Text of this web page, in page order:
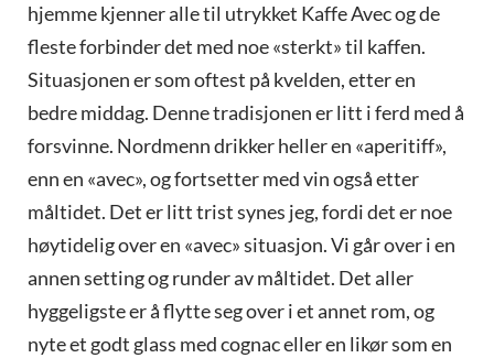
hjemme kjenner alle til utrykket Kaffe Avec og de
fleste forbinder det med noe «sterkt» til kaffen.
Situasjonen er som oftest på kvelden, etter en
bedre middag. Denne tradisjonen er litt i ferd med å
forsvinne. Nordmenn drikker heller en «aperitiff»,
enn en «avec», og fortsetter med vin også etter
måltidet. Det er litt trist synes jeg, fordi det er noe
høytidelig over en «avec» situasjon. Vi går over i en
annen setting og runder av måltidet. Det aller
hyggeligste er å flytte seg over i et annet rom, og
nyte et godt glass med cognac eller en likør som en